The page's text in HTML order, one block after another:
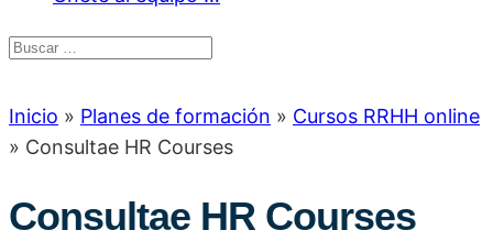
Inicio » Planes de formación » Cursos RRHH online
» Consultae HR Courses
Consultae HR Courses